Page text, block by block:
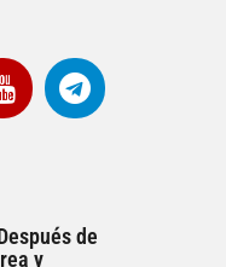
de
y